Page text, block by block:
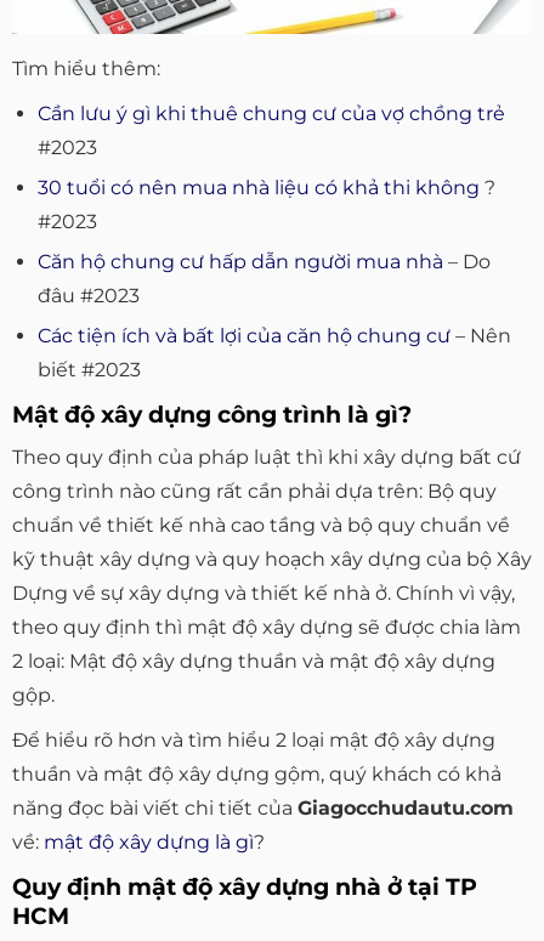
Tìm hiểu thêm:
Cần lưu ý gì khi thuê chung cư của vợ chồng trẻ
#2023
30 tuổi có nên mua nhà liệu có khả thi không ?
#2023
Căn hộ chung cư hấp dẫn người mua nhà – Do
đâu #2023
Các tiện ích và bất lợi của căn hộ chung cư– Nên
biết #2023
Mật độ xây dựng công trình là gì?
Theo quy định của pháp luật thì khi xây dựng bất cứ
công trình nào cũng rất cần phải dựa trên: Bộ quy
chuẩn về thiết kế nhà cao tầng và bộ quy chuẩn về
kỹ thuật xây dựng và quy hoạch xây dựng của bộ Xây
Dựng về sự xây dựng và thiết kế nhà ở. Chính vì vậy,
theo quy định thì mật độ xây dựng sẽ được chia làm
2 loại: Mật độ xây dựng thuần và mật độ xây dựng
gộp.
Để hiểu rõ hơn và tìm hiểu 2 loại mật độ xây dựng
thuần và mật độ xây dựng gộm, quý khách có khả
năng đọc bài viết chi tiết của Giagocchudautu.com
về: mật độ xây dựng là gì?
Quy định mật độ xây dựng nhà ở tại TP
HCM